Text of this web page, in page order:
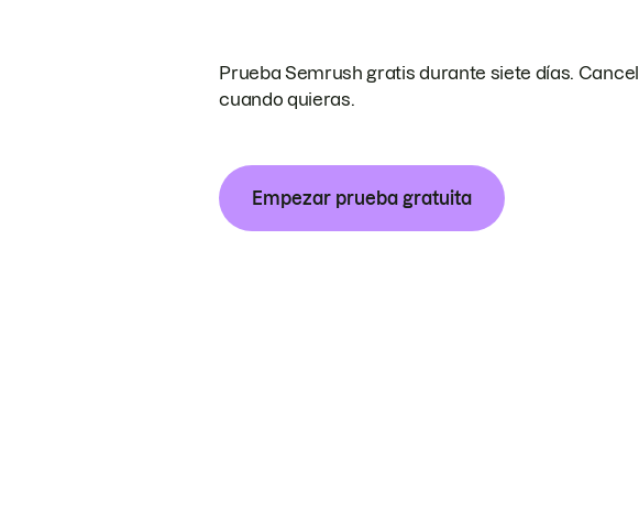
Prueba Semrush gratis durante siete días.
cuando quieras.
Empezar prueba gratuita